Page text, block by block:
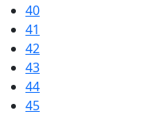
40
41
42
43
44
45